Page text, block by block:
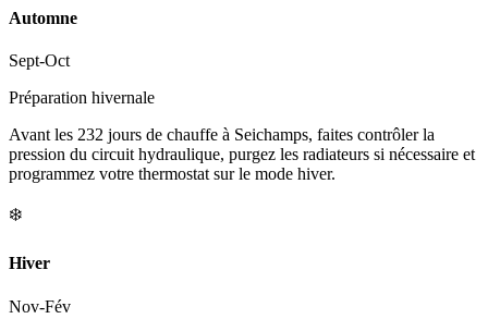
Automne
Sept-Oct
Préparation hivernale
Avant les 232 jours de chauffe à Seichamps, faites contrôler la
pression du circuit hydraulique, purgez les radiateurs si nécessaire et
programmez votre thermostat sur le mode hiver.
❄️
Hiver
Nov-Fév